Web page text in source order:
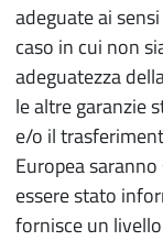
adeguate ai
caso in cui non
adeguatezza
le altre garanzie
e/o il
Europea
essere stato
fornisce un